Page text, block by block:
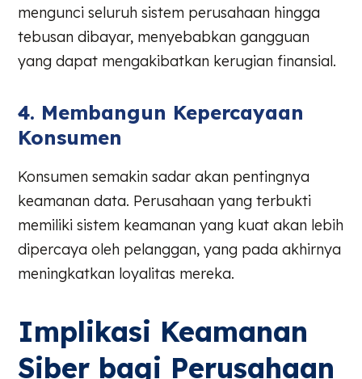
mengunci seluruh sistem perusahaan hingga
tebusan dibayar, menyebabkan gangguan
yang dapat mengakibatkan kerugian finansial.
4. Membangun Kepercayaan
Konsumen
Konsumen semakin sadar akan pentingnya
keamanan data. Perusahaan yang terbukti
memiliki sistem keamanan yang kuat akan lebih
dipercaya oleh pelanggan, yang pada akhirnya
meningkatkan loyalitas mereka.
Implikasi Keamanan
Siber bagi Perusahaan